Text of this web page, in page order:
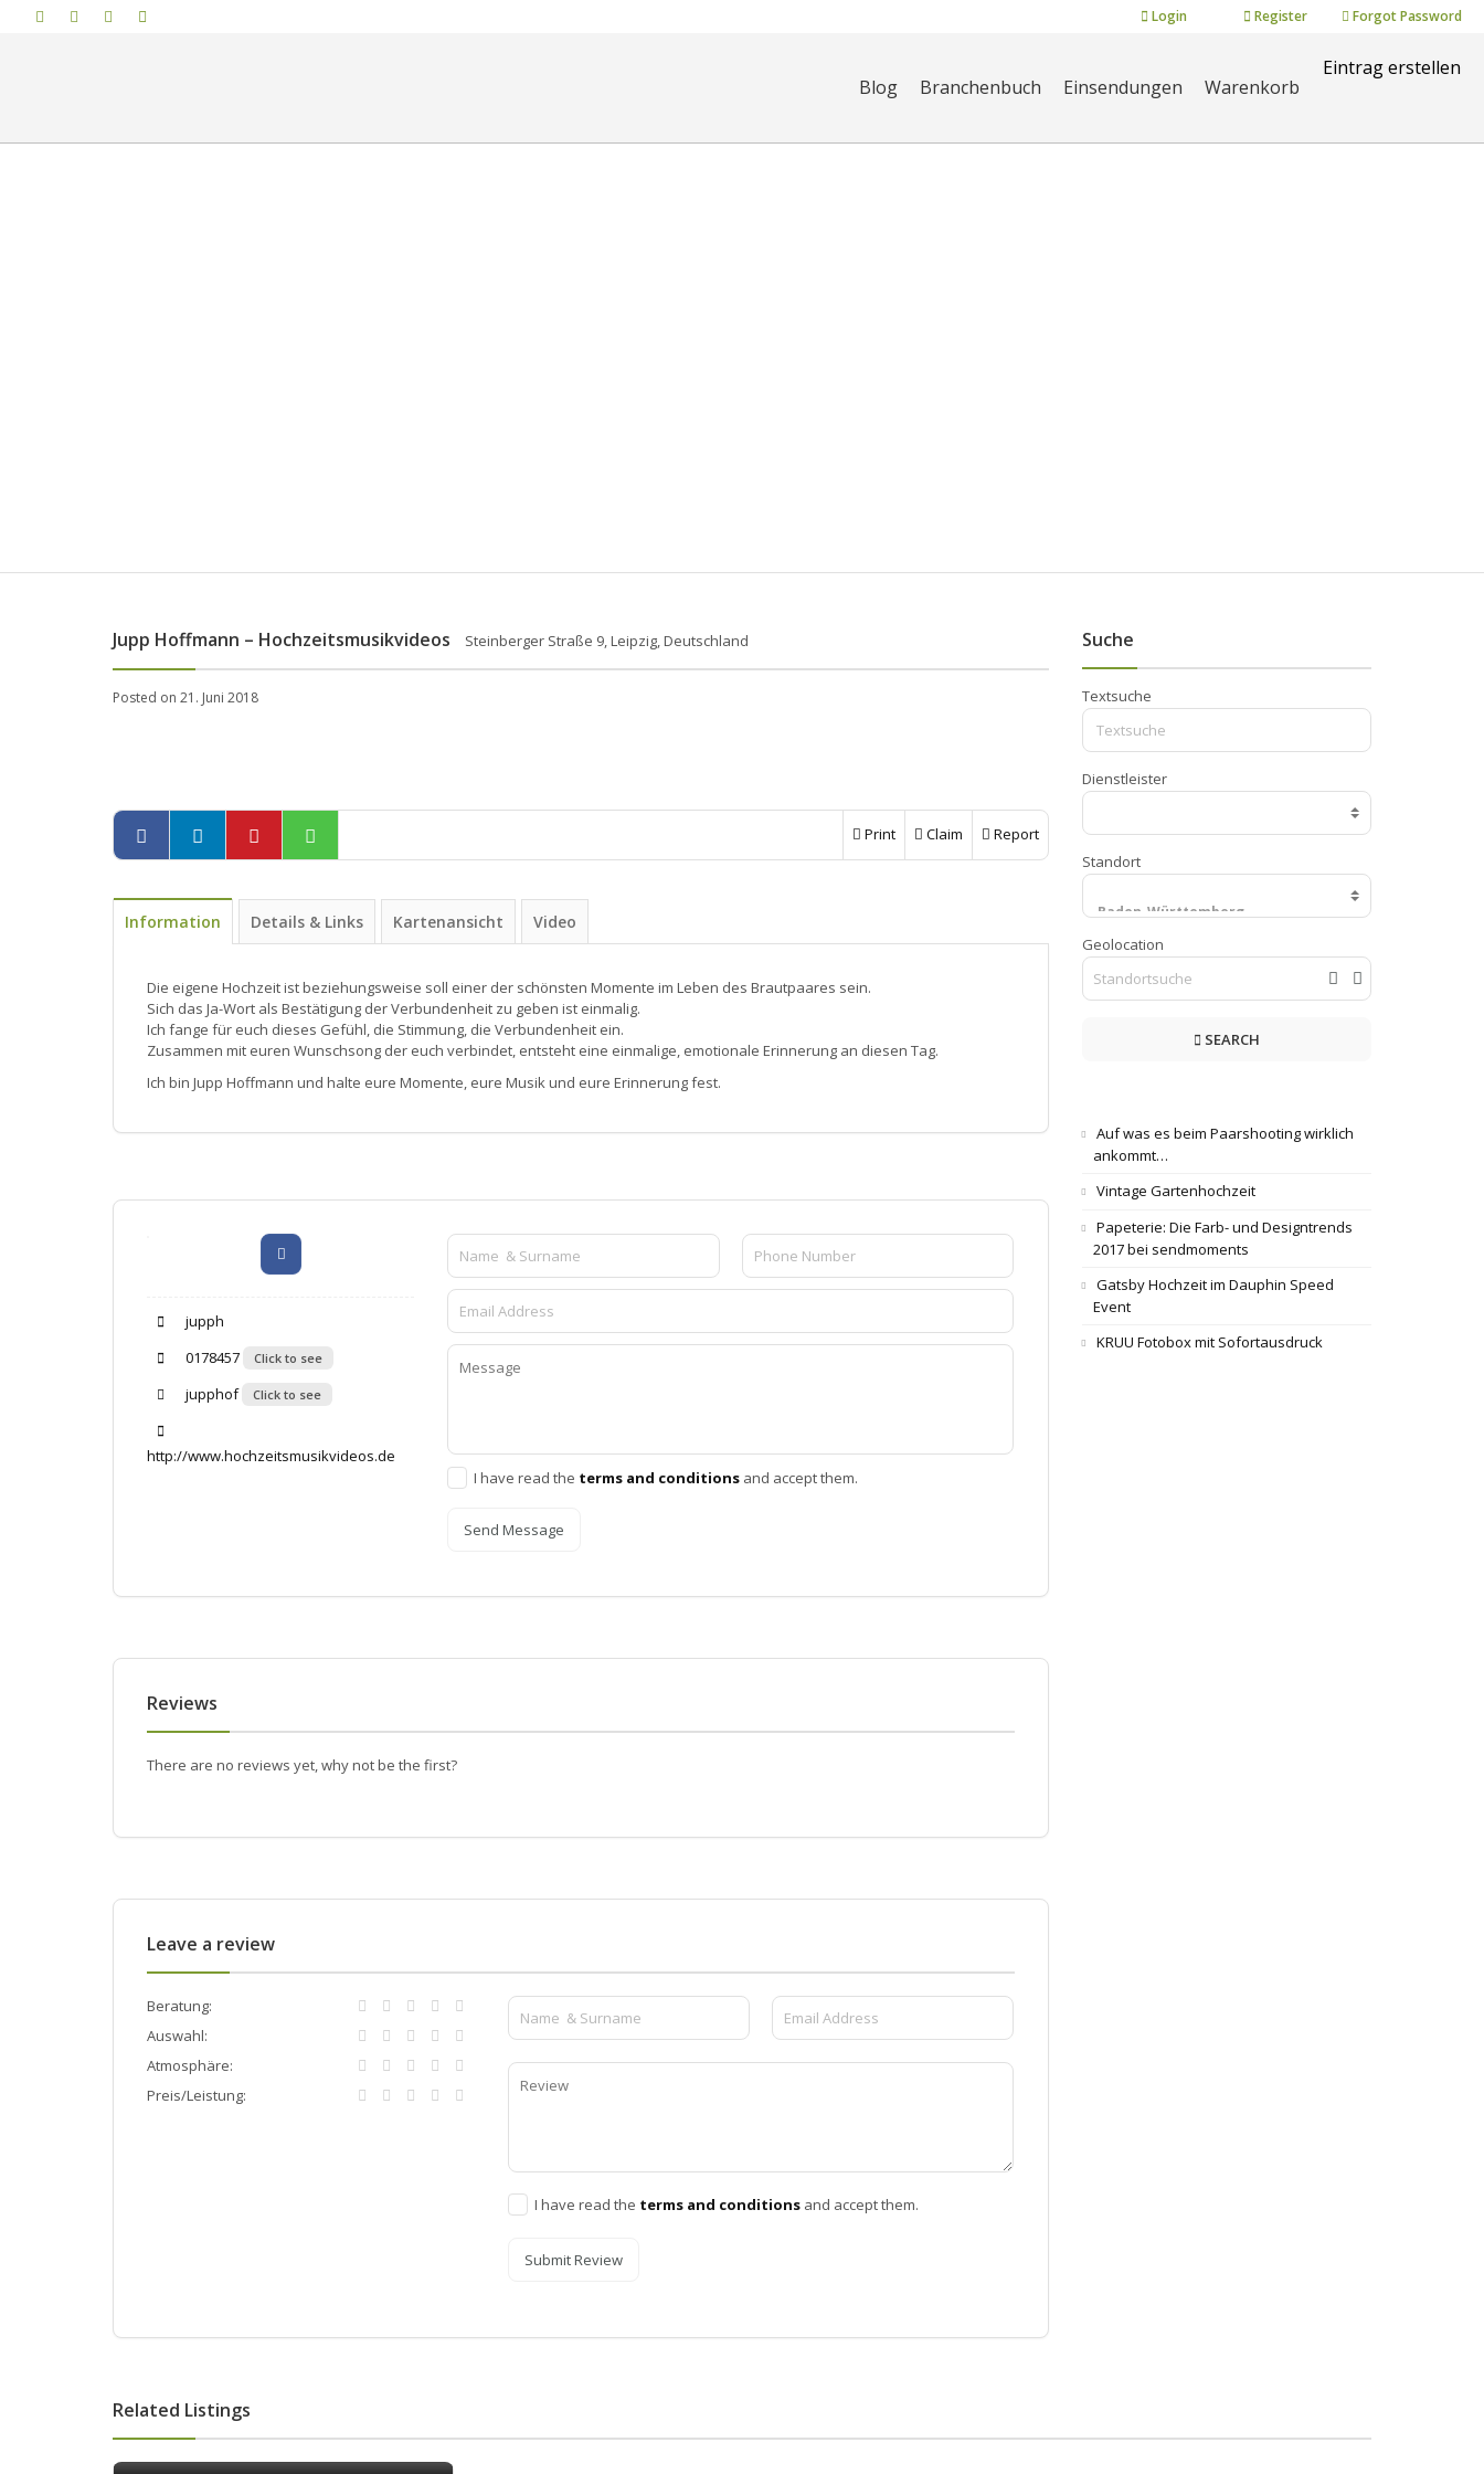
Login Register Forgot Password
Blog Branchenbuch Einsendungen Warenkorb
Eintrag erstellen
Jupp Hoffmann – Hochzeitsmusikvideos Steinberger Straße 9, Leipzig, Deutschland
Posted on 21. Juni 2018
Report
Claim
Print
Information Details & Links Kartenansicht Video
Die eigene Hochzeit ist beziehungsweise soll einer der schönsten Momente im Leben des Brautpaares sein.
Sich das Ja-Wort als Bestätigung der Verbundenheit zu geben ist einmalig.
Ich fange für euch dieses Gefühl, die Stimmung, die Verbundenheit ein.
Zusammen mit euren Wunschsong der euch verbindet, entsteht eine einmalige, emotionale Erinnerung an diesen Tag.
Ich bin Jupp Hoffmann und halte eure Momente, eure Musik und eure Erinnerung fest.
jupph
0178457
Click to see
jupphof Click to see
http://www.hochzeitsmusikvideos.de
I have read the terms and conditions and accept them.
Send Message
Reviews
There are no reviews yet, why not be the first?
Leave a review
Beratung:
Auswahl:
Atmosphäre:
Preis/Leistung:
I have read the terms and conditions and accept them.
Submit Review
Suche
Textsuche
Dienstleister
Standort
Geolocation
SEARCH
Auf was es beim Paarshooting wirklich
ankommt…
Vintage Gartenhochzeit
Papeterie: Die Farb- und Designtrends
2017 bei sendmoments
Gatsby Hochzeit im Dauphin Speed
Event
KRUU Fotobox mit Sofortausdruck
Related Listings